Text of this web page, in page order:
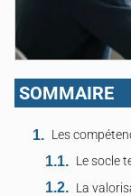
SOMMAIRE